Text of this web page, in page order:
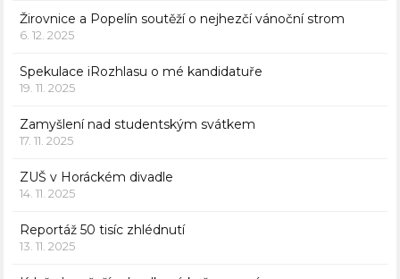
Žirovnice a Popelín soutěží o nejhezčí vánoční strom
6. 12. 2025
Spekulace iRozhlasu o mé kandidatuře
19. 11. 2025
Zamyšlení nad studentským svátkem
17. 11. 2025
ZUŠ v Horáckém divadle
14. 11. 2025
Reportáž 50 tisíc zhlédnutí
13. 11. 2025